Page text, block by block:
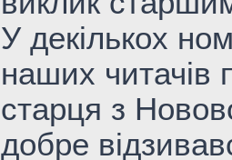
У декількох
наших читачів
старця з
добре